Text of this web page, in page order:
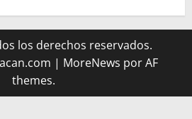
los derechos reservados.
| MoreNews por AF
themes.